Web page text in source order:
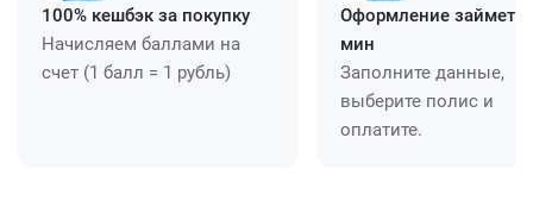
100% кешбэк за покупку
Начисляем баллами на
счет (1 балл = 1 рубль)
Оформление займет
мин
Заполните данные,
выберите полис и
оплатите.